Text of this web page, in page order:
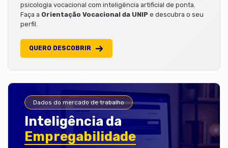
psicologia vocacional com inteligência artificial de ponta.
Faça a Orientação Vocacional da UNIP e descubra o seu
perfil.
QUERO DESCOBRIR
Dados do mercado de trabalho
Inteligência da
Empregabilidade